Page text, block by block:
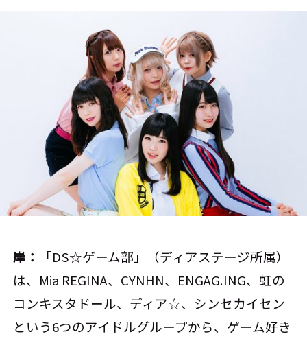
岸：
「DS☆ゲーム部」（ディアステージ所属）
は、Mia REGINA、CYNHN、ENGAG.ING、虹の
コンキスタドール、ディア☆、シンセカイセン
という6つのアイドルグループから、ゲーム好き